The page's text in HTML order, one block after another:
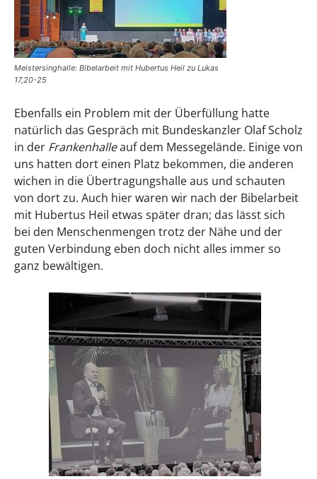
Meistersinghalle: Bibelarbeit mit Hubertus Heil zu Lukas
17,20-25
Ebenfalls ein Problem mit der Überfüllung hatte
natürlich das Gespräch mit Bundeskanzler Olaf Scholz
in der Frankenhalleauf dem Messegelände. Einige von
uns hatten dort einen Platz bekommen, die anderen
wichen in die Übertragungshalle aus und schauten
von dort zu. Auch hier waren wir nach der Bibelarbeit
mit Hubertus Heil etwas später dran; das lässt sich
bei den Menschenmengen trotz der Nähe und der
guten Verbindung eben doch nicht alles immer so
ganz bewältigen.